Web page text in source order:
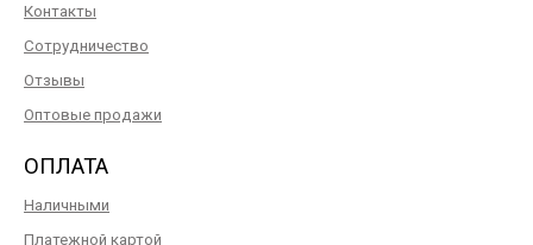
Контакты
Сотрудничество
Отзывы
Оптовые продажи
ОПЛАТА
Наличными
Платежной картой